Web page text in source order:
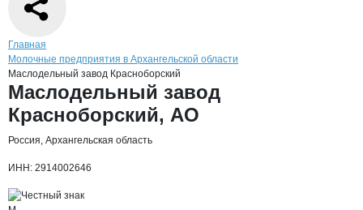
Навигация по сайту
Главная
Молочные предприятия в Архангельской области
Маслодельный завод Красноборский
Основная информация о компании
Маслодельный завод
Красноборский, АО
Россия, Архангельская область
ИНН: 2914002646